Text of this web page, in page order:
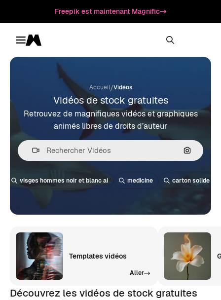
Freepik est maintenant Magnific
Toggle menu
Magnific
Accueil/Vidéos
Vidéos de stock gratuites
Retrouvez de magnifiques vidéos et graphiques
animés libres de droits d’auteur
visges hommes noir et blanc ai medicine carton solide
Templates vidéos
Aller
Découvrez les vidéos de stock gratuites